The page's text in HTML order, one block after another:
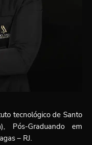
tecnológico de Santo
Pós-Graduando em
– RJ.